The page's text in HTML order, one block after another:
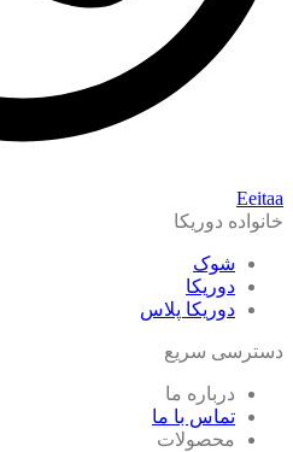
Eeitaa
خانواده دوریکا
شوک
دوریکا
دوریکا پلاس
دسترسی سریع
درباره ما
تماس با ما
محصولات